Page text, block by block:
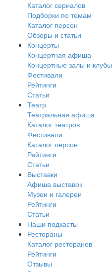
Каталог сериалов
Подборки по темам
Каталог персон
Обзоры и статьи
Концерты
Концертная афиша
Концертные залы и клубы
Фестивали
Рейтинги
Статьи
Театр
Театральная афиша
Каталог театров
Фестивали
Каталог персон
Рейтинги
Статьи
Выставки
Афиша выставок
Музеи и галереи
Рейтинги
Статьи
Наши подкасты
Рестораны
Каталог ресторанов
Рейтинги
Отзывы